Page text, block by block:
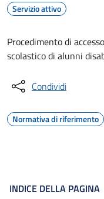
Servizio attivo
Procedimento di
scolastico di alunni
Condividi
Normativa di riferimento
INDICE DELLA PAGINA